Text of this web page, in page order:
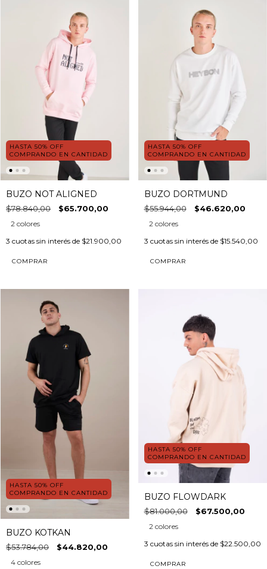
HASTA 50% OFF
COMPRANDO EN CANTIDAD
BUZO NOT ALIGNED
$78.840,00 $65.700,00
2 colores
3 cuotas sin interés de $21.900,00
COMPRAR
HASTA 50% OFF
COMPRANDO EN CANTIDAD
BUZO DORTMUND
$55.944,00 $46.620,00
2 colores
3 cuotas sin interés de $15.540,00
COMPRAR
HASTA 50% OFF
COMPRANDO EN CANTIDAD
BUZO KOTKAN
$53.784,00 $44.820,00
4 colores
HASTA 50% OFF
COMPRANDO EN CANTIDAD
BUZO FLOWDARK
$81.000,00 $67.500,00
2 colores
3 cuotas sin interés de $22.500,00
COMPRAR